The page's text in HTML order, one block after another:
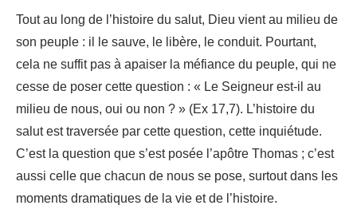
Tout au long de l’histoire du salut, Dieu vient au milieu de
son peuple : il le sauve, le libère, le conduit. Pourtant,
cela ne suffit pas à apaiser la méfiance du peuple, qui ne
cesse de poser cette question : « Le Seigneur est-il au
milieu de nous, oui ou non ? » (Ex 17,7). L’histoire du
salut est traversée par cette question, cette inquiétude.
C’est la question que s’est posée l’apôtre Thomas ; c’est
aussi celle que chacun de nous se pose, surtout dans les
moments dramatiques de la vie et de l’histoire.